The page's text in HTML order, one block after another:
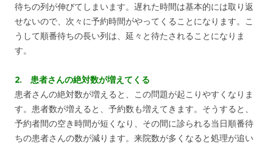
待ちの列が伸びてしまいます。遅れた時間は基本的には取り返
せないので、次々に予約時間がやってくることになります。こ
うして順番待ちの長い列は、延々と待たされることになりま
す。
2. 患者さんの絶対数が増えてくる
患者さんの絶対数が増えると、この問題が起こりやすくなりま
す。患者数が増えると、予約数も増えてきます。そうすると、
予約者間の空き時間が短くなり、その間に診られる当日順番待
ちの患者さんの数が減ります。来院数が多くなると処理が追い